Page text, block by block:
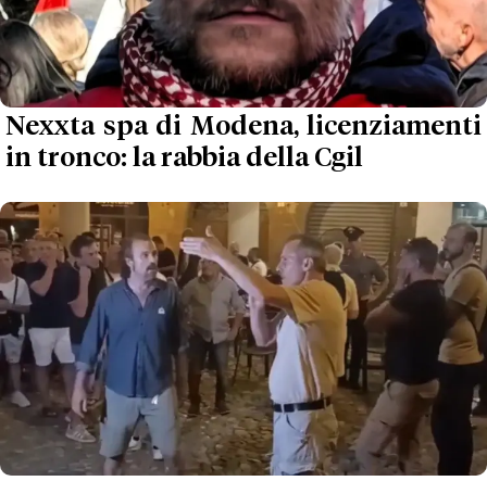
Nexxta spa di Modena, licenziamenti
in tronco: la rabbia della Cgil